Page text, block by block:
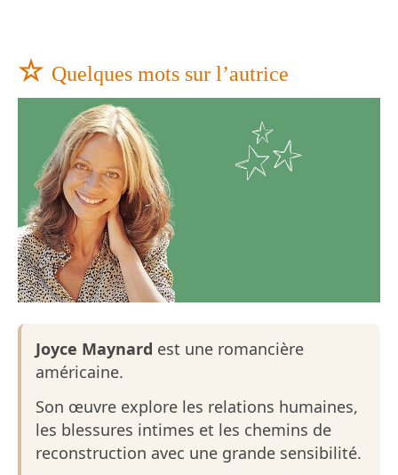
☆ Quelques mots sur l’autrice
Joyce Maynard est une romancière
américaine.
Son œuvre explore les relations humaines,
les blessures intimes et les chemins de
reconstruction avec une grande sensibilité.